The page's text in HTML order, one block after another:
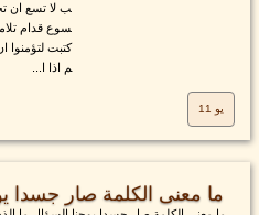
ب لا تسع ان
سوع قدام
كتبت لتؤمنوا
م اذا ا...
يو 11
ما معنى الكلمة صار جسدا